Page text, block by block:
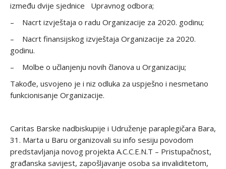
između dvije sjednice Upravnog odbora;
– Nacrt izvještaja o radu Organizacije za 2020. godinu;
– Nacrt finansijskog izvještaja Organizacije za 2020.
godinu.
– Molbe o učlanjenju novih članova u Organizaciju;
Takođe, usvojeno je i niz odluka za uspješno i nesmetano
funkcionisanje Organizacije.
Caritas Barske nadbiskupije i Udruženje paraplegičara Bara,
31. Marta u Baru organizovali su info sesiju povodom
predstavljanja novog projekta A.C.C.E.N.T – Pristupačnost,
građanska savijest, zapošljavanje osoba sa invaliditetom,